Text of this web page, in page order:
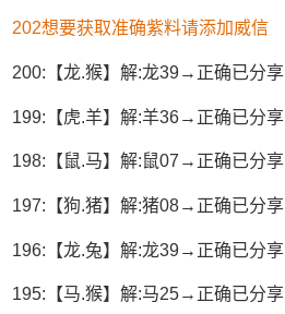
202想要获取准确紫料请添加威信
200:【龙.猴】解:龙39→正确已分享
199:【虎.羊】解:羊36→正确已分享
198:【鼠.马】解:鼠07→正确已分享
197:【狗.猪】解:猪08→正确已分享
196:【龙.兔】解:龙39→正确已分享
195:【马.猴】解:马25→正确已分享